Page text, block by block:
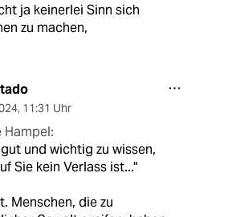
ja keinerlei Sinn sich
zu machen,
, 11:31 Uhr
Hampel:
und wichtig zu wissen,
Sie kein Verlass ist..."
Menschen, die zu